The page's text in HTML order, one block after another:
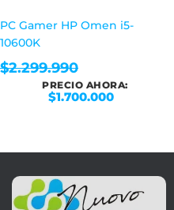
PC Gamer HP Omen i5-
10600K
$2.299.990
PRECIO AHORA:
$1.700.000